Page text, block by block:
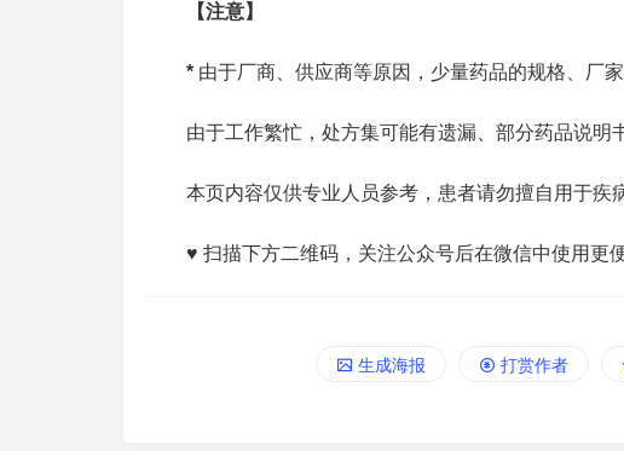
【注意】
* 由于厂商、供应商等原因，少量药品的规格、厂
由于工作繁忙，处方集可能有遗漏、部分药品说明
本页内容仅供专业人员参考，患者请勿擅自用于疾
♥ 扫描下方二维码，关注公众号后在微信中使用更
生成海报 打赏作者